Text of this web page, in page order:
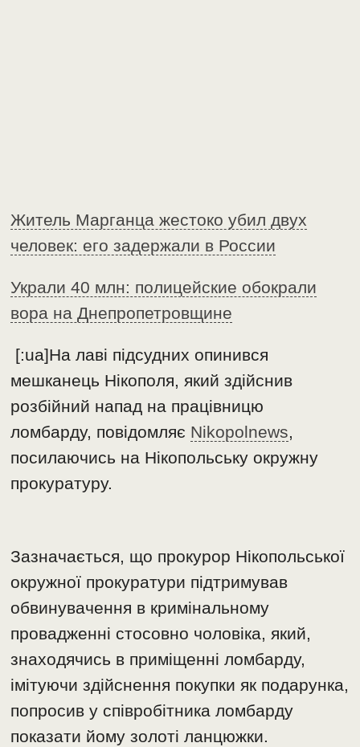
Житель Марганца жестоко убил двух
человек: его задержали в России
Украли 40 млн: полицейские обокрали
вора на Днепропетровщине
[:ua]На лаві підсудних опинився
мешканець Нікополя, який здійснив
розбійний напад на працівницю
ломбарду, повідомляє Nikopolnews,
посилаючись на Нікопольську окружну
прокуратуру.
Зазначається, що прокурор Нікопольської
окружної прокуратури підтримував
обвинувачення в кримінальному
провадженні стосовно чоловіка, який,
знаходячись в приміщенні ломбарду,
імітуючи здійснення покупки як подарунка,
попросив у співробітника ломбарду
показати йому золоті ланцюжки.